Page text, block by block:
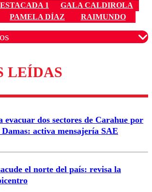
1
GALA CALDIROLA
PAMELA DÍAZ RAIMUNDO
son moderados para garantizar un
diálogo respetuoso.
LEÍDAS
evacuar dos sectores de Carahue por
activa mensajería SAE
el norte del país: revisa la